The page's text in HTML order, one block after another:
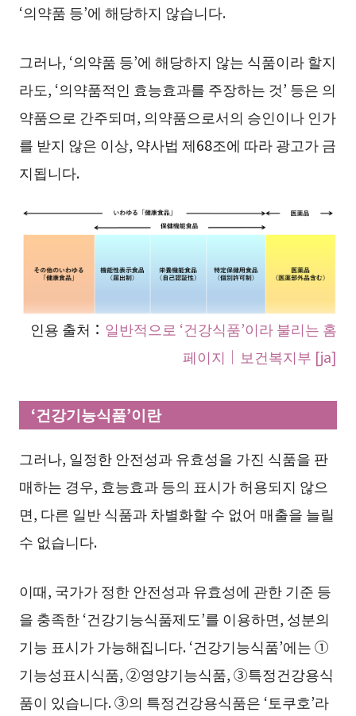
‘의약품 등’에 해당하지 않습니다.
그러나, ‘의약품 등’에 해당하지 않는 식품이라 할지
라도, ‘의약품적인 효능효과를 주장하는 것’ 등은 의
약품으로 간주되며, 의약품으로서의 승인이나 인가
를 받지 않은 이상, 약사법 제68조에 따라 광고가 금
지됩니다.
인용 출처： 일반적으로 ‘건강식품’이라 불리는 홈
페이지｜보건복지부 [ja]
‘건강기능식품’이란
그러나, 일정한 안전성과 유효성을 가진 식품을 판
매하는 경우, 효능효과 등의 표시가 허용되지 않으
면, 다른 일반 식품과 차별화할 수 없어 매출을 늘릴
수 없습니다.
이때, 국가가 정한 안전성과 유효성에 관한 기준 등
을 충족한 ‘건강기능식품제도’를 이용하면, 성분의
기능 표시가 가능해집니다. ‘건강기능식품’에는 ①
기능성표시식품, ②영양기능식품, ③특정건강용식
품이 있습니다. ③의 특정건강용식품은 ‘토쿠호’라